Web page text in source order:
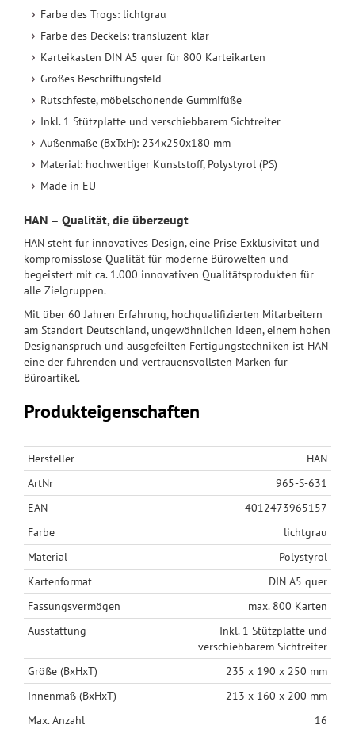
Farbe des Trogs: lichtgrau
Farbe des Deckels: transluzent-klar
Karteikasten DIN A5 quer für 800 Karteikarten
Großes Beschriftungsfeld
Rutschfeste, möbelschonende Gummifüße
Inkl. 1 Stützplatte und verschiebbarem Sichtreiter
Außenmaße (BxTxH): 234x250x180 mm
Material: hochwertiger Kunststoff, Polystyrol (PS)
Made in EU
HAN – Qualität, die überzeugt
HAN steht für innovatives Design, eine Prise Exklusivität und
kompromisslose Qualität für moderne Bürowelten und
begeistert mit ca. 1.000 innovativen Qualitätsprodukten für
alle Zielgruppen.
Mit über 60 Jahren Erfahrung, hochqualifizierten Mitarbeitern
am Standort Deutschland, ungewöhnlichen Ideen, einem hohen
Designanspruch und ausgefeilten Fertigungstechniken ist HAN
eine der führenden und vertrauensvollsten Marken für
Büroartikel.
Produkteigenschaften
Hersteller
HAN
ArtNr
965-S-631
EAN
4012473965157
Farbe
lichtgrau
Material
Polystyrol
Kartenformat
DIN A5 quer
Fassungsvermögen
max. 800 Karten
Ausstattung
Inkl. 1 Stützplatte und
verschiebbarem Sichtreiter
Größe (BxHxT)
235 x 190 x 250 mm
Innenmaß (BxHxT)
213 x 160 x 200 mm
Max. Anzahl
16